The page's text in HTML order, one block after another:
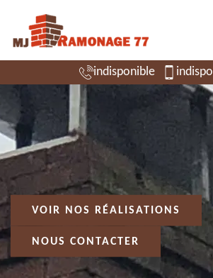
indisponible
VOIR NOS RÉALISATIONS
NOUS CONTACTER